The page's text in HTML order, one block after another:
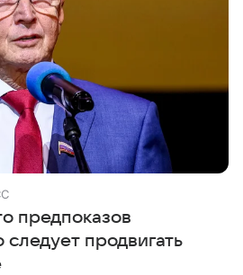
предпоказов
следует продвигать